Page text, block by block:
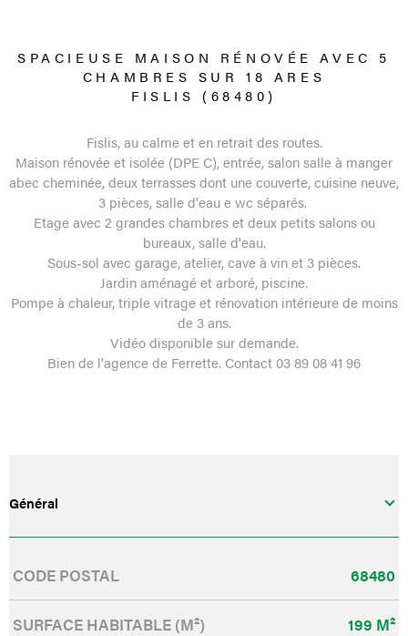
SPACIEUSE MAISON RÉNOVÉE AVEC 5
CHAMBRES SUR 18 ARES
FISLIS (68480)
Fislis, au calme et en retrait des routes.
Maison rénovée et isolée (DPE C), entrée, salon salle à manger
abec cheminée, deux terrasses dont une couverte, cuisine neuve,
3 pièces, salle d'eau e wc séparés.
Etage avec 2 grandes chambres et deux petits salons ou
bureaux, salle d'eau.
Sous-sol avec garage, atelier, cave à vin et 3 pièces.
Jardin aménagé et arboré, piscine.
Pompe à chaleur, triple vitrage et rénovation intérieure de moins
de 3 ans.
Vidéo disponible sur demande.
Bien de l'agence de Ferrette. Contact 03 89 08 41 96
Général
Caractérisque Valeurs
CODE POSTAL 68480
SURFACE HABITABLE (M²) 199 M²